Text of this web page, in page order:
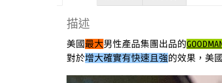
描述
美國最大男性產品集團出品的
對於增大確實有快速且強的效果，美國